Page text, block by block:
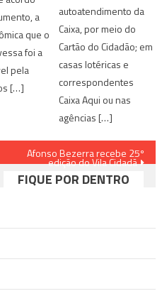
a
que o
foi a
pela
[…]
autoatendimento da
Caixa, por meio do
Cartão do Cidadão; em
casas lotéricas e
correspondentes
Caixa Aqui ou nas
agências […]
Afonso Bezerra recebe 25º
edição do Vila Cidadã
FIQUE POR DENTRO